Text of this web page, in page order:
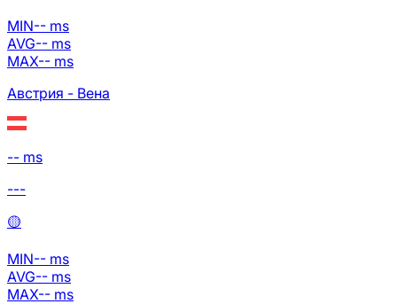
MIN-- ms
AVG-- ms
MAX-- ms
Австрия - Вена
-- ms
---
🟡
MIN-- ms
AVG-- ms
MAX-- ms